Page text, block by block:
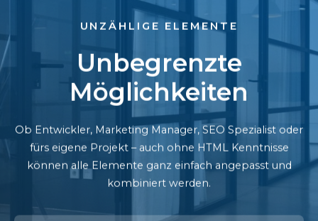
UNZÄHLIGE ELEMENTE
Unbegrenzte
Möglichkeiten
Ob Entwickler, Marketing Manager, SEO Spezialist oder
fürs eigene Projekt – auch ohne HTML Kenntnisse
können alle Elemente ganz einfach angepasst und
kombiniert werden.